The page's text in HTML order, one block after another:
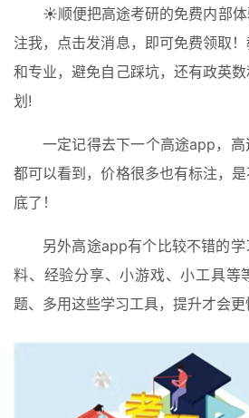
☀️顺便把高途考研的免费内部
注我，点击发消息，即可免费领取
和专业，避免自己踩坑，还有政英
划!
一定记得去下一个高途app，
都可以看到，价格很多也有标注，
底了！
另外高途app有个比较不错的
料、经验分享、小游戏、小工具等
题、多用这些学习工具，提升才会更